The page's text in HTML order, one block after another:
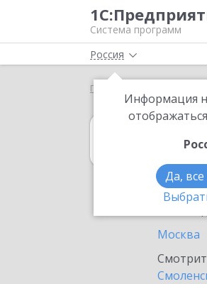
Система программ
Россия
Информация
Да,
Главная
в
Москва